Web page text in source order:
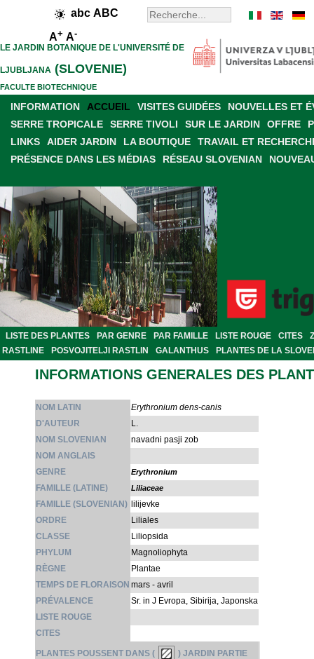
abc ABC
A+ A-
LE JARDIN BOTANIQUE DE L'UNIVERSITÉ DE
LJUBLJANA (SLOVENIE)
FACULTE BIOTECHNIQUE
INFORMATION ACCUEIL VISITES GUIDÉES
NOUVELLES ET
SERRE TROPICALE
SERRE TIVOLI SUR LE JARDIN OFFRE
LINKS
AIDER JARDIN LA BOUTIQUE
TRAVAIL ET
PRÉSENCE DANS LES MÉDIAS
RÉSEAU SLOVENIAN
LISTE DES PLANTES PAR GENRE PAR FAMILLE LISTE ROUGE CITES
RASTLINE
POSVOJITELJI RASTLIN GALANTHUS PLANTES DE LA
INFORMATIONS GENERALES DES
NOM LATIN
Erythronium dens-canis
D'AUTEUR
L.
NOM SLOVENIAN
navadni pasji zob
NOM ANGLAIS
GENRE
Erythronium
FAMILLE (LATINE) Liliaceae
FAMILLE (SLOVENIAN) lilijevke
ORDRE
Liliales
CLASSE
Liliopsida
PHYLUM
Magnoliophyta
RÈGNE
Plantae
TEMPS DE FLORAISON mars - avril
PRÉVALENCE
Sr. in J Evropa, Sibirija, Japonska
LISTE ROUGE
CITES
PLANTES POUSSENT DANS ( ) JARDIN PARTIE